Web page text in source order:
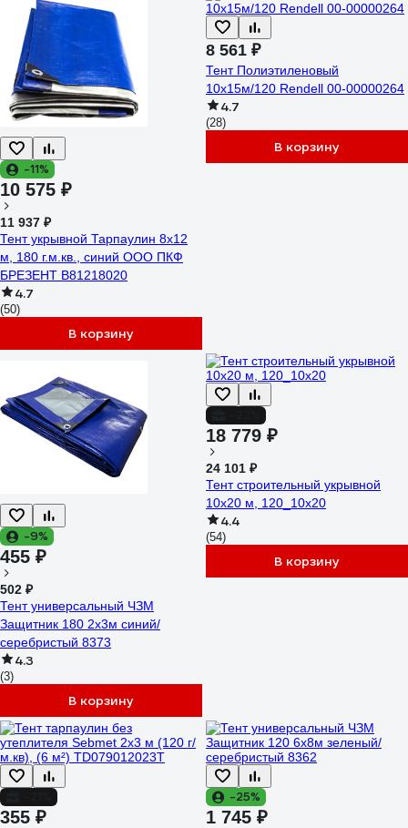
-11%
10 575 ₽
11 937 ₽
Тент укрывной Тарпаулин 8х12
м, 180 г.м.кв., синий ООО ПКФ
БРЕЗЕНТ В81218020
4.7
(50)
В корзину
8 561 ₽
Тент Полиэтиленовый
10х15м/120 Rendell 00-00000264
4.7
(28)
В корзину
-9%
455 ₽
502 ₽
Тент универсальный ЧЗМ
Защитник 180 2х3м синий/
серебристый 8373
4.3
(3)
В корзину
18 779 ₽
24 101 ₽
Тент строительный укрывной
10х20 м, 120_10х20
4.4
(54)
В корзину
355 ₽
-25%
1 745 ₽